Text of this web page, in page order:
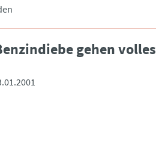
gehen volles